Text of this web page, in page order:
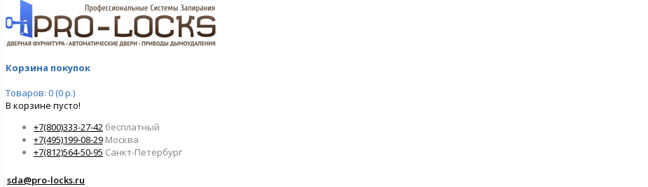
Корзина покупок
Товаров: 0 (0 р.)
В корзине пусто!
+7(800)333-27-42 бесплатный
+7(495)199-08-29 Москва
+7(812)564-50-95 Санкт-Петербург
sda@pro-locks.ru